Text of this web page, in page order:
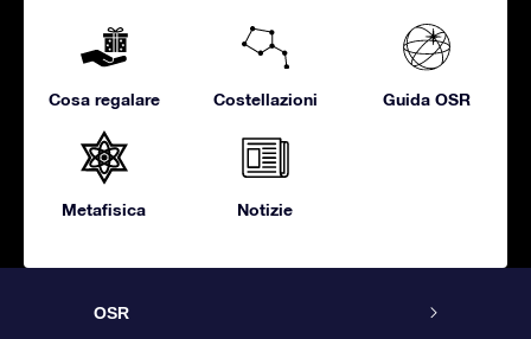
Cosa regalare Costellazioni Guida OSR
Metafisica Notizie
OSR